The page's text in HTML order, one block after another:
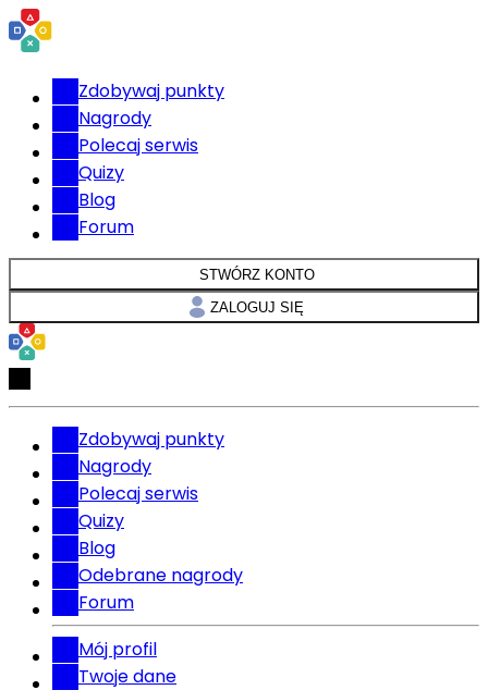
Zdobywaj punkty
Nagrody
Polecaj serwis
Quizy
Blog
Forum
STWÓRZ KONTO
ZALOGUJ SIĘ
Zdobywaj punkty
Nagrody
Polecaj serwis
Quizy
Blog
Odebrane nagrody
Forum
Mój profil
Twoje dane